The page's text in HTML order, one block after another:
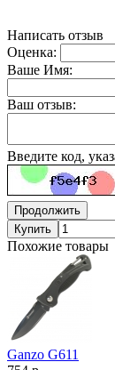
Написать отзыв
Оценка:
Ваше Имя:
Ваш отзыв:
Введите код,
Продолжить
Купить
Похожие товары
Ganzo G611